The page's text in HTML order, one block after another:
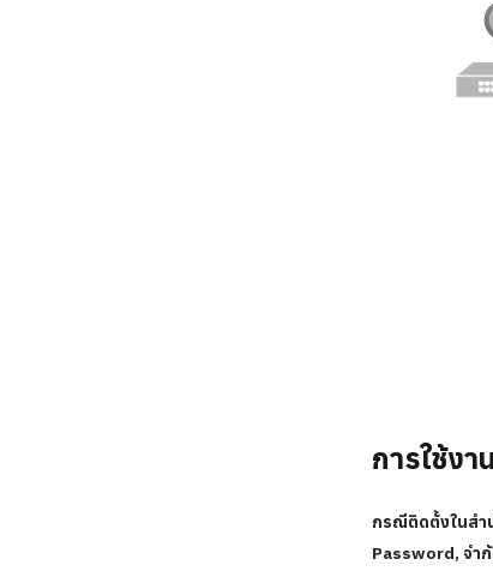
การใช้งา
กรณีติดตั้งในสำ
Password, จำ